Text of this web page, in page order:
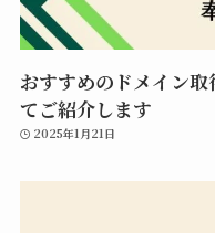
おすすめのドメイン
てご紹介します
2025年1月21日